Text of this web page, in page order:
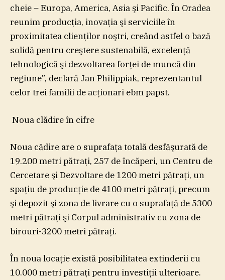
cheie – Europa, America, Asia şi Pacific. În Oradea
reunim producţia, inovaţia şi serviciile în
proximitatea clienţilor noştri, creând astfel o bază
solidă pentru creştere sustenabilă, excelenţă
tehnologică şi dezvoltarea forţei de muncă din
regiune”, declară Jan Philippiak, reprezentantul
celor trei familii de acţionari ebm papst.
Noua clădire în cifre
Noua cădire are o suprafaţa totală desfăşurată de
19.200 metri pătraţi, 257 de încăperi, un Centru de
Cercetare şi Dezvoltare de 1200 metri pătraţi, un
spaţiu de producţie de 4100 metri pătraţi, precum
şi depozit şi zona de livrare cu o suprafaţă de 5300
metri pătraţi şi Corpul administrativ cu zona de
birouri-3200 metri pătraţi.
În noua locaţie există posibilitatea extinderii cu
10.000 metri pătraţi pentru investiţii ulterioare.